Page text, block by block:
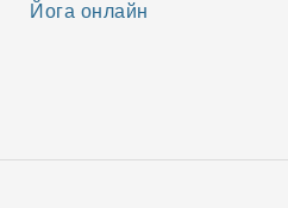
Йога онлайн